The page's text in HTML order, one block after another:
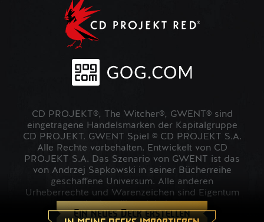
Ein neues Deck erstellen
CD PROJEKT®, The Witcher®, GWENT® sind
eingetragene Handelsmarken der Kapitalgruppe
CD PROJEKT. GWENT Spiel © CD PROJEKT S.A.
Alle Rechte vorbehalten. Entwickelt von CD
PROJEKT S.A. Das Szenario von GWENT ist das
von Andrzej Sapkowski in seiner Bücherreihe
geschaffene Universum. Alle anderen
Urheberrechte und Warenzeichen sind Eigentum
der jeweiligen Inhaber.